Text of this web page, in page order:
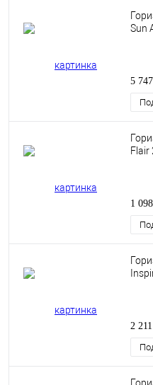
Sun
5
Flair
1
2